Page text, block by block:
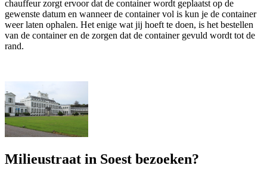
chauffeur zorgt ervoor dat de container wordt geplaatst op de
gewenste datum en wanneer de container vol is kun je de container
weer laten ophalen. Het enige wat jij hoeft te doen, is het bestellen
van de container en de zorgen dat de container gevuld wordt tot de
rand.
Milieustraat in Soest bezoeken?